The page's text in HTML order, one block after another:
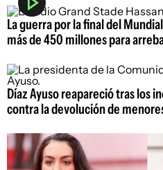
La guerra por la final del
más de 450 millones para
Díaz Ayuso reapareció tras los
contra la devolución de